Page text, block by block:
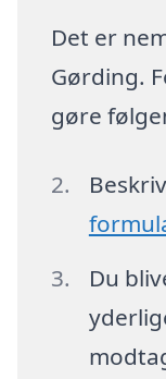
Det er
Gørding.
gøre
Du